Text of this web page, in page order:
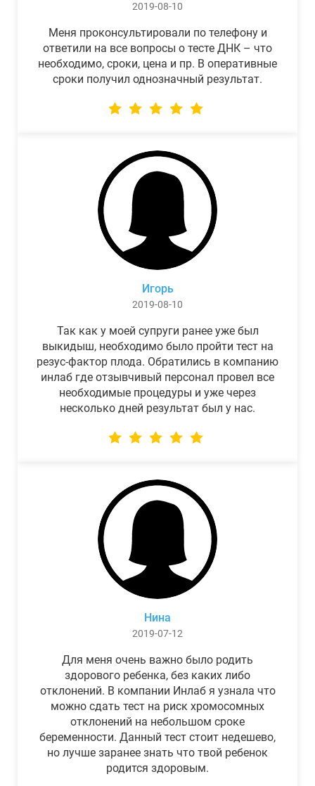
2019-08-10
Меня проконсультировали по телефону и
ответили на все вопросы о тесте ДНК – что
необходимо, сроки, цена и пр. В оперативные
сроки получил однозначный результат.
Игорь
2019-08-10
Так как у моей супруги ранее уже был
выкидыш, необходимо было пройти тест на
резус-фактор плода. Обратились в компанию
инлаб где отзывчивый персонал провел все
необходимые процедуры и уже через
несколько дней результат был у нас.
Нина
2019-07-12
Для меня очень важно было родить
здорового ребенка, без каких либо
отклонений. В компании Инлаб я узнала что
можно сдать тест на риск хромосомных
отклонений на небольшом сроке
беременности. Данный тест стоит недешево,
но лучше заранее знать что твой ребенок
родится здоровым.